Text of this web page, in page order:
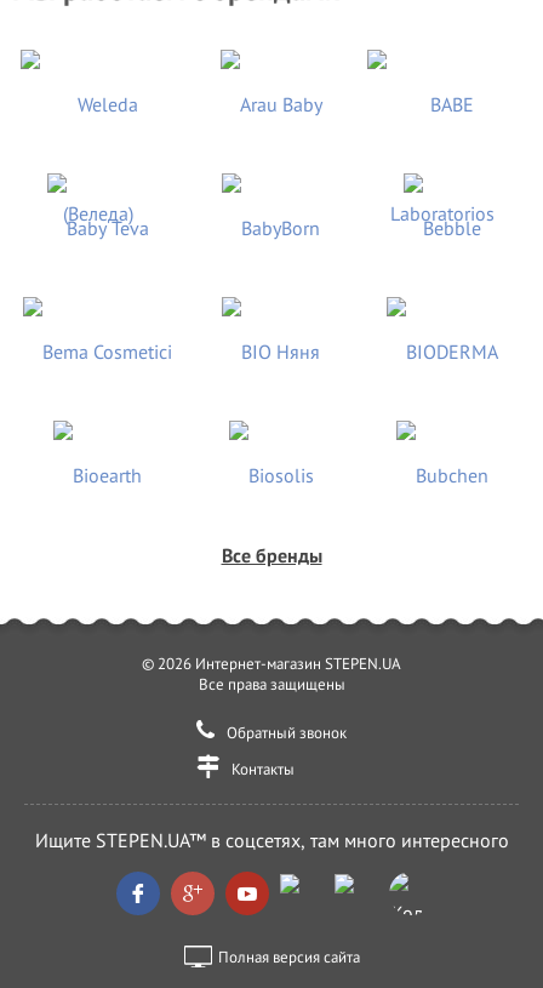
Все бренды
© 2026 Интернет-магазин STEPEN.UA
Все права защищены
Обратный звонок
Контакты
Ищите STEPEN.UA™ в соцсетях, там много интересного
Полная версия сайта